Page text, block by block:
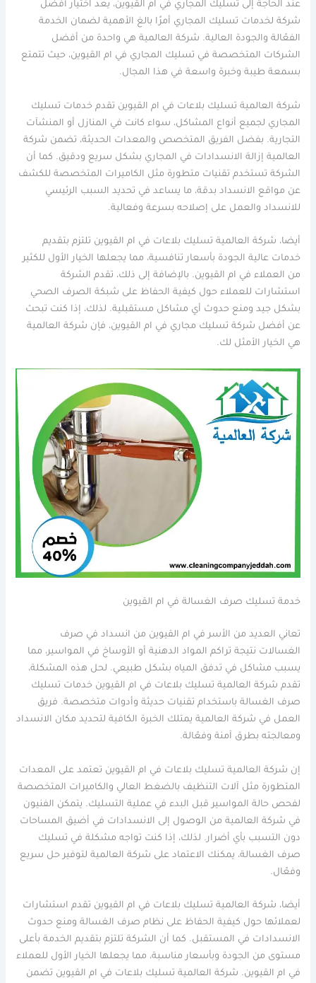
عند الحاجة إلى تسليك المجاري في ام القيوين، يعد اختيار أفضل
شركة لخدمات تسليك المجاري أمرًا بالغ الأهمية لضمان الخدمة
الفعّالة والجودة العالية. شركة العالمية هي واحدة من أفضل
الشركات المتخصصة في تسليك المجاري في ام القيوين، حيث تتمتع
بسمعة طيبة وخبرة واسعة في هذا المجال.
شركة العالمية تسليك بلاعات في ام القيوين تقدم خدمات تسليك
المجاري لجميع أنواع المشاكل، سواء كانت في المنازل أو المنشآت
التجارية. بفضل الفريق المتخصص والمعدات الحديثة، تضمن شركة
العالمية إزالة الانسدادات في المجاري بشكل سريع ودقيق. كما أن
الشركة تستخدم تقنيات متطورة مثل الكاميرات المتخصصة للكشف
عن مواقع الانسداد بدقة، ما يساعد في تحديد السبب الرئيسي
للانسداد والعمل على إصلاحه بسرعة وفعالية.
أيضا، شركة العالمية تسليك بلاعات في ام القيوين تلتزم بتقديم
خدمات عالية الجودة بأسعار تنافسية، مما يجعلها الخيار الأول للكثير
من العملاء في ام القيوين. بالإضافة إلى ذلك، تقدم الشركة
استشارات للعملاء حول كيفية الحفاظ على شبكة الصرف الصحي
بشكل جيد ومنع حدوث أي مشاكل مستقبلية. لذلك، إذا كنت تبحث
عن أفضل شركة تسليك مجاري في ام القيوين، فإن شركة العالمية
هي الخيار الأمثل لك.
خدمة تسليك صرف الغسالة في ام القيوين
تعاني العديد من الأسر في ام القيوين من انسداد في صرف
الغسالات نتيجة تراكم المواد الدهنية أو الأوساخ في المواسير، مما
يسبب مشاكل في تدفق المياه بشكل طبيعي. لحل هذه المشكلة،
تقدم شركة العالمية تسليك بلاعات في ام القيوين خدمات تسليك
صرف الغسالة باستخدام تقنيات حديثة وأدوات متخصصة. فريق
العمل في شركة العالمية يمتلك الخبرة الكافية لتحديد مكان الانسداد
ومعالجته بطرق آمنة وفعّالة.
إن شركة العالمية تسليك بلاعات في ام القيوين تعتمد على المعدات
المتطورة مثل آلات التنظيف بالضغط العالي والكاميرات المتخصصة
لفحص حالة المواسير قبل البدء في عملية التسليك. يتمكن الفنيون
في شركة العالمية من الوصول إلى الانسدادات في أضيق المساحات
دون التسبب بأي أضرار. لذلك، إذا كنت تواجه مشكلة في تسليك
صرف الغسالة، يمكنك الاعتماد على شركة العالمية لتوفير حل سريع
وفعّال.
أيضا، شركة العالمية تسليك بلاعات في ام القيوين تقدم استشارات
لعملائها حول كيفية الحفاظ على نظام صرف الغسالة ومنع حدوث
الانسدادات في المستقبل. كما أن الشركة تلتزم بتقديم الخدمة بأعلى
مستوى من الجودة وبأسعار مناسبة، مما يجعلها الخيار الأول للعملاء
في ام القيوين. شركة العالمية تسليك بلاعات في ام القيوين تضمن